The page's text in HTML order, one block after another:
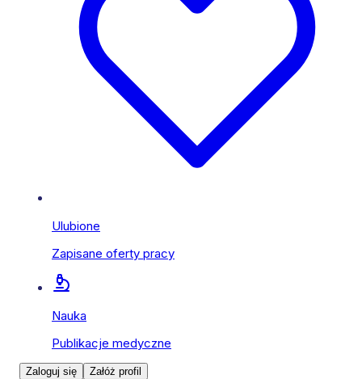
Ulubione
Zapisane oferty pracy
Nauka
Publikacje medyczne
Zaloguj się Załóż profil